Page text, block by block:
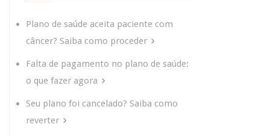
Plano de saúde aceita paciente com
câncer? Saiba como proceder
Falta de pagamento no plano de saúde:
o que fazer agora
Seu plano foi cancelado? Saiba como
reverter